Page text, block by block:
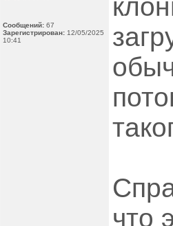
Сообщений: 67
Зарегистрирован: 12/05/2025
10:41
что